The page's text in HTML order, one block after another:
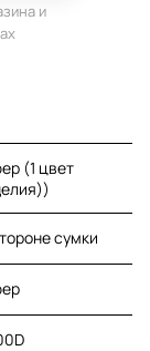
и
(1 цвет
сумки